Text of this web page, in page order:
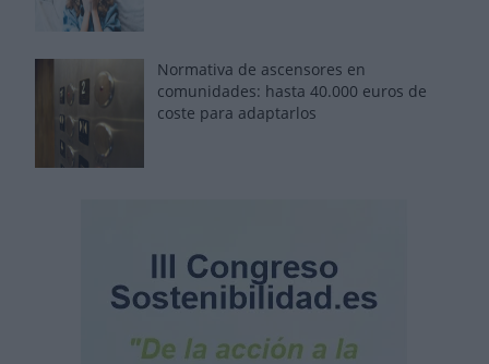
Normativa de ascensores en
comunidades: hasta 40.000 euros de
coste para adaptarlos